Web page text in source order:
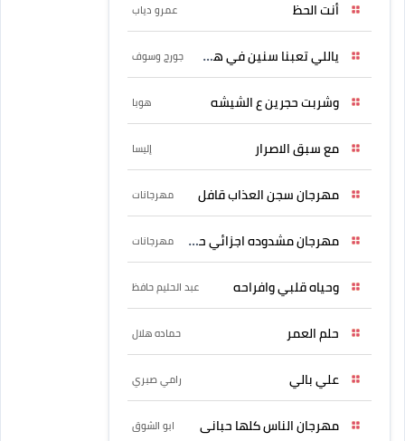
أنت الحظ عمرو دياب
ياللي تعبنا سنين في هواه جورج وسوف
وشربت حجرين ع الشيشه هوبا
مع سبق الاصرار إليسا
مهرجان سجن العذاب قافل مهرجانات
مهرجان مشدوده اجزائي حربونى مهرجانات
وحياه قلبي وافراحه عبد الحليم حافظ
حلم العمر حماده هلال
علي بالي رامي صبري
مهرجان الناس كلها حبانى ابو الشوق